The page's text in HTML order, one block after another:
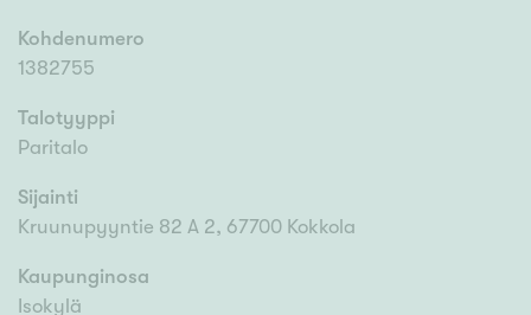
Kohdenumero
1382755
Talotyyppi
Paritalo
Sijainti
Kruunupyyntie 82 A 2, 67700 Kokkola
Kaupunginosa
Isokylä